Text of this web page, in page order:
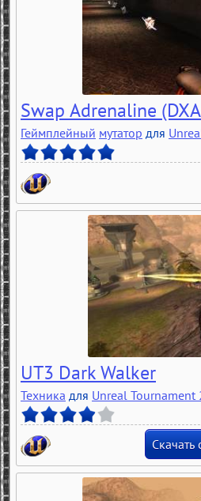
Swap Adrenaline
Геймплейный мутатор для
UT3 Dark Walker
Техника для Unreal Tournament
Скачать